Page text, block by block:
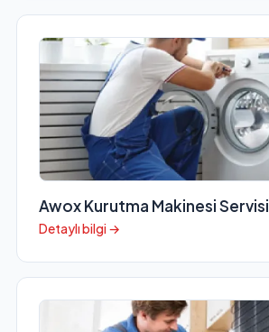
Awox Kurutma Makinesi Servisi
Detaylı bilgi →